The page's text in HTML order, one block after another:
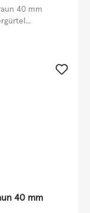
40 mm
40 mm